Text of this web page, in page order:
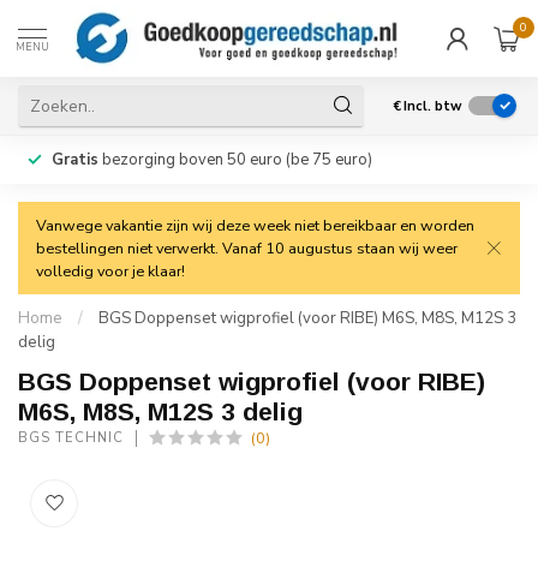
MENU
0
€Incl. btw
Gratis bezorging boven 50 euro (be 75 euro)
Vanwege vakantie zijn wij deze week niet bereikbaar en worden
bestellingen niet verwerkt. Vanaf 10 augustus staan wij weer
volledig voor je klaar!
Home /
BGS Doppenset wigprofiel (voor RIBE) M6S, M8S, M12S 3
delig
BGS Doppenset wigprofiel (voor RIBE)
M6S, M8S, M12S 3 delig
BGS TECHNIC (0)